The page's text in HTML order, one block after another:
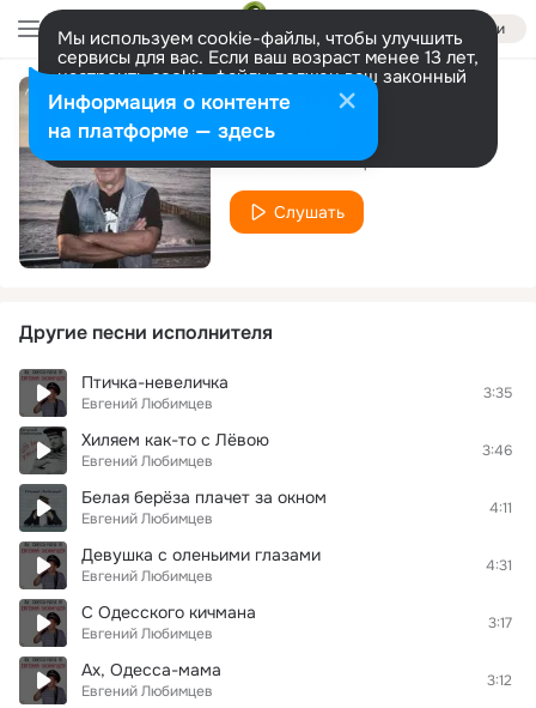
Войти
Мы используем cookie-файлы, чтобы улучшить
сервисы для вас. Если ваш возраст менее 13 лет,
настроить cookie-файлы должен ваш законный
представитель. Больше информации
Разрешить все Настроить
Твои глаза
Евгений Любимцев
Слушать
Другие песни исполнителя
Птичка-невеличка
Евгений Любимцев
3:35
Хиляем как-то с Лёвою
Евгений Любимцев
3:46
Белая берёза плачет за окном
Евгений Любимцев
4:11
Девушка с оленьими глазами
Евгений Любимцев
4:31
С Одесского кичмана
Евгений Любимцев
3:17
Ах, Одесса-мама
Евгений Любимцев
3:12
Информация о контенте
на платформе — здесь